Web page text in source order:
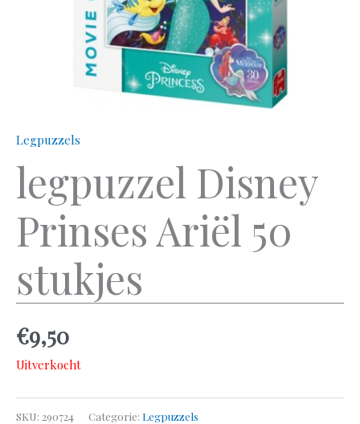
Legpuzzels
legpuzzel Disney
Prinses Ariël 50
stukjes
€9,50
Uitverkocht
SKU: 290724 Categorie: Legpuzzels